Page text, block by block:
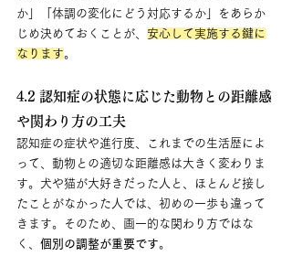
か」「体調の変化にどう対応するか」をあらか
じめ決めておくことが、 安心して実施する鍵に
なります。
4.2 認知症の状態に応じた動物との距離感
や関わり方の工夫
認知症の症状や進行度、これまでの生活歴によ
って、動物との適切な距離感は大きく変わりま
す。犬や猫が大好きだった人と、ほとんど接し
たことがなかった人では、初めの一歩も違って
きます。そのため、画一的な関わり方ではな
く、 個別の調整が重要です。